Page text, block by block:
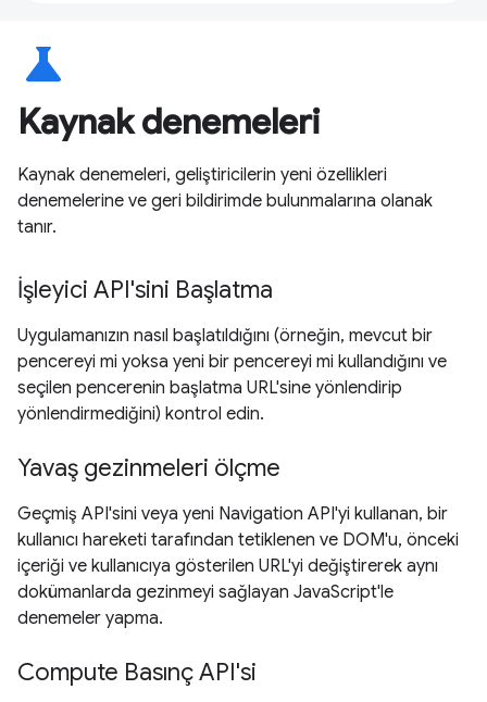
science
Kaynak denemeleri
Kaynak denemeleri, geliştiricilerin yeni özellikleri
denemelerine ve geri bildirimde bulunmalarına olanak
tanır.
İşleyici API'sini Başlatma
Uygulamanızın nasıl başlatıldığını (örneğin, mevcut bir
pencereyi mi yoksa yeni bir pencereyi mi kullandığını ve
seçilen pencerenin başlatma URL'sine yönlendirip
yönlendirmediğini) kontrol edin.
Yavaş gezinmeleri ölçme
Geçmiş API'sini veya yeni Navigation API'yi kullanan, bir
kullanıcı hareketi tarafından tetiklenen ve DOM'u, önceki
içeriği ve kullanıcıya gösterilen URL'yi değiştirerek aynı
dokümanlarda gezinmeyi sağlayan JavaScript'le
denemeler yapma.
Compute Basınç API'si